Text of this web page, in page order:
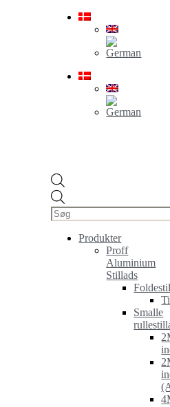
search
Produkter
Proff
Aluminium
Stillads
Smalle